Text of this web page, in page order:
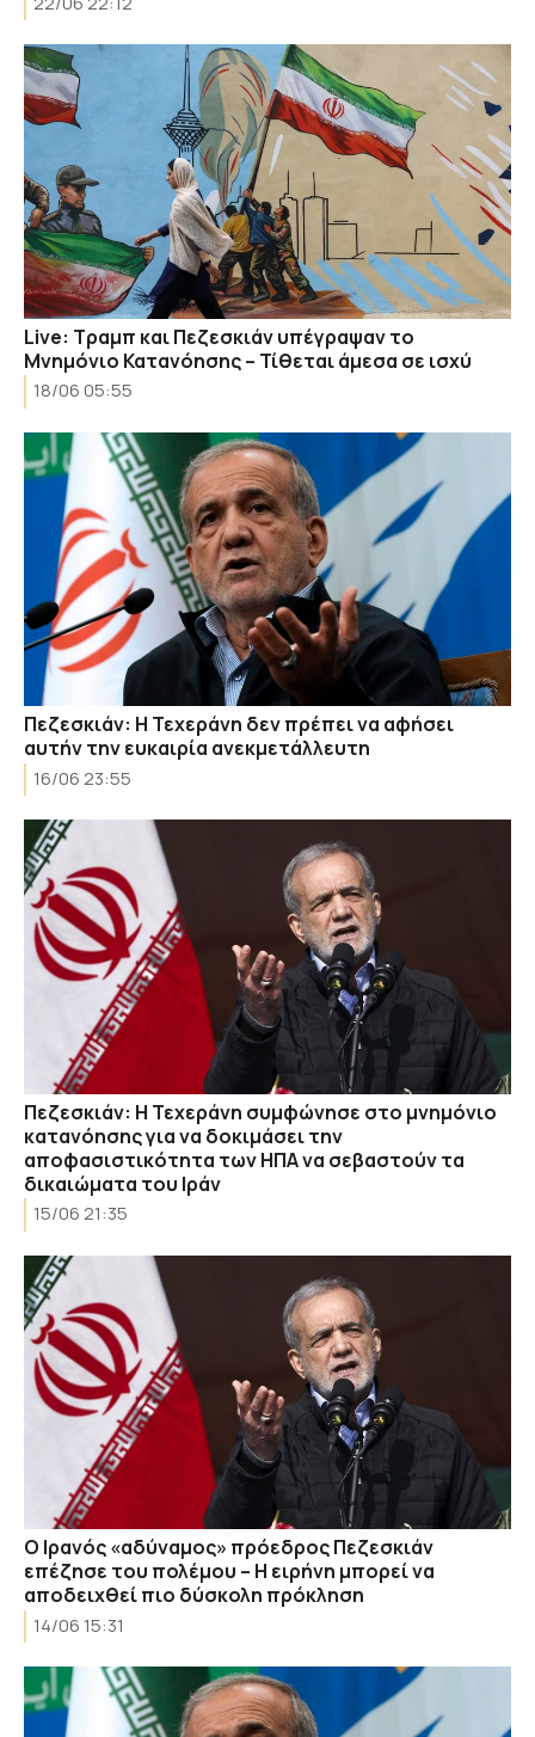
Live: Τραμπ και Πεζεσκιάν υπέγραψαν το
Μνημόνιο Κατανόησης – Τίθεται άμεσα σε ισχύ
18/06 05:55
Πεζεσκιάν: Η Τεχεράνη δεν πρέπει να αφήσει
αυτήν την ευκαιρία ανεκμετάλλευτη
16/06 23:55
Πεζεσκιάν: Η Τεχεράνη συμφώνησε στο μνημόνιο
κατανόησης για να δοκιμάσει την
αποφασιστικότητα των ΗΠΑ να σεβαστούν τα
δικαιώματα του Ιράν
15/06 21:35
Ο Ιρανός «αδύναμος» πρόεδρος Πεζεσκιάν
επέζησε του πολέμου – Η ειρήνη μπορεί να
αποδειχθεί πιο δύσκολη πρόκληση
14/06 15:31